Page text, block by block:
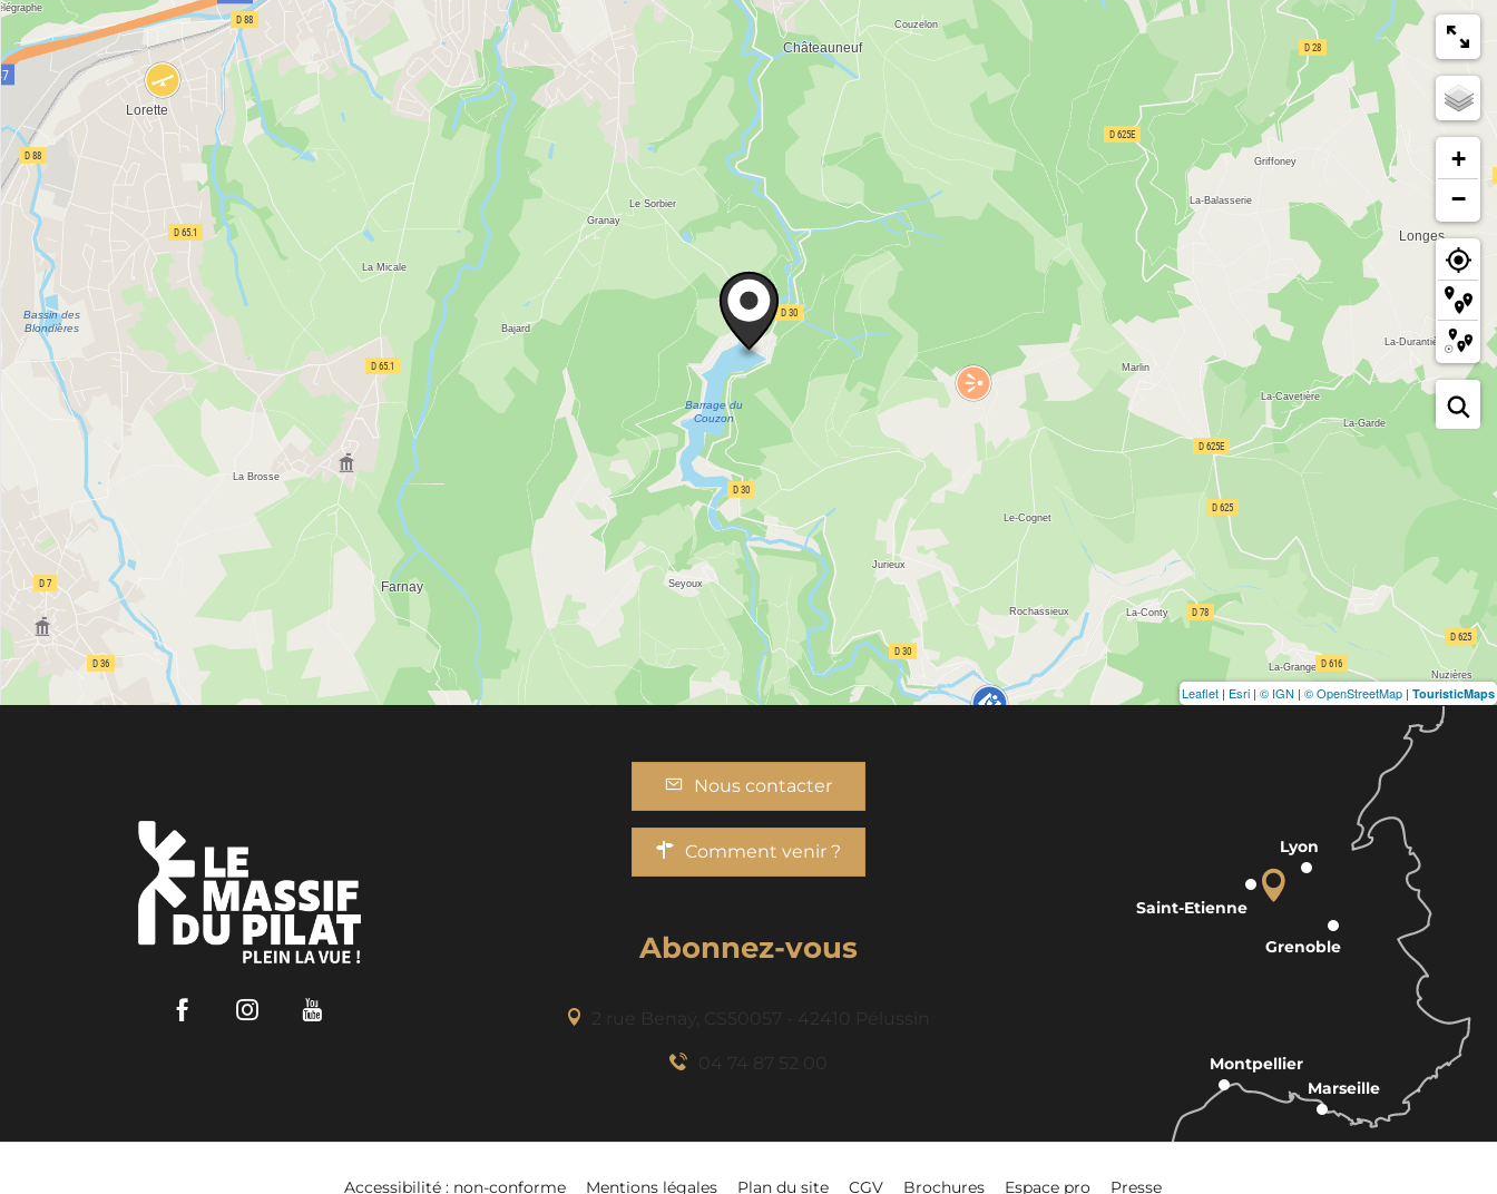
+
−
Leaflet | Esri | © IGN | © OpenStreetMap | TouristicMaps
FacebookInstagram
Nous contacter
Comment venir ?
Abonnez-vous
Lyon
Grenoble
Marseille
Montpellier
Saint-Etienne
Accessibilité : non-conforme Mentions légales Plan du site CGV Brochures Espace pro Presse